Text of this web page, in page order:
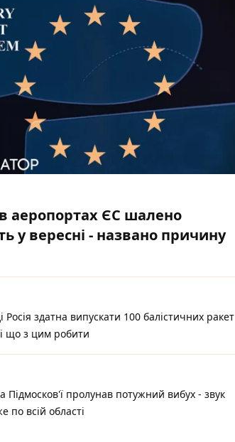
аеропортах ЄС шалено
у вересні - названо причину
Росія здатна випускати 100 балістичних ракет
що з цим робити
Підмосков'ї пролунав потужний вибух - звук
по всій області